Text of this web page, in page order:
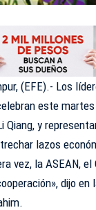
(EFE).- Los
este
Qiang, y
lazos
vez, la ASEAN,
dijo